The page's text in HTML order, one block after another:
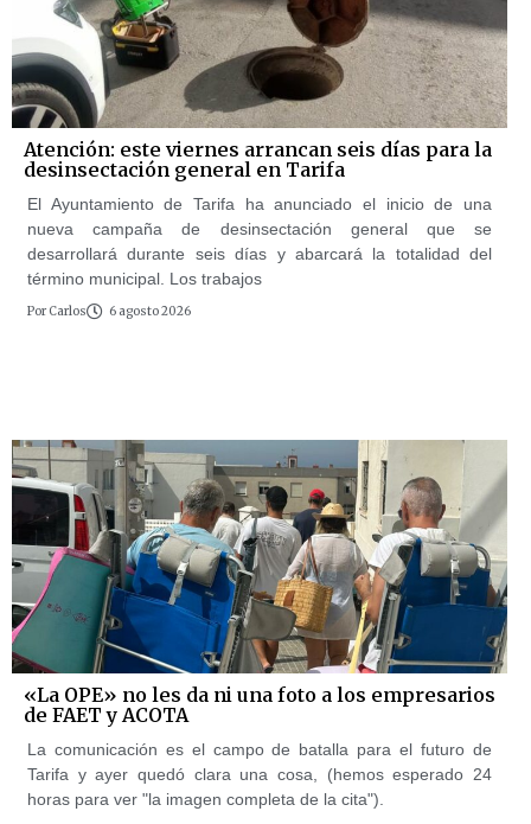
Atención: este viernes arrancan seis días para la
desinsectación general en Tarifa
El Ayuntamiento de Tarifa ha anunciado el inicio de una
nueva campaña de desinsectación general que se
desarrollará durante seis días y abarcará la totalidad del
término municipal. Los trabajos
Por Carlos 6 agosto 2026
«La OPE» no les da ni una foto a los empresarios
de FAET y ACOTA
La comunicación es el campo de batalla para el futuro de
Tarifa y ayer quedó clara una cosa, (hemos esperado 24
horas para ver "la imagen completa de la cita").